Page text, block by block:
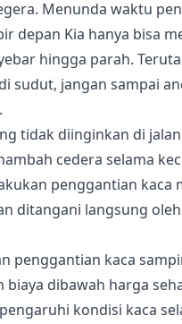
Menunda waktu
depan Kia hanya bisa
hingga parah.
sudut, jangan sampai
tidak diinginkan di
cedera selama
penggantian kaca
ditangani langsung
penggantian kaca
biaya dibawah harga
kondisi kaca